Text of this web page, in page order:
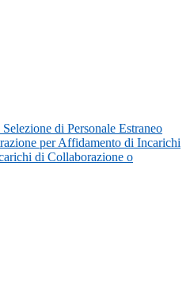
di Personale Estraneo
per Affidamento di Incarichi
di Collaborazione o